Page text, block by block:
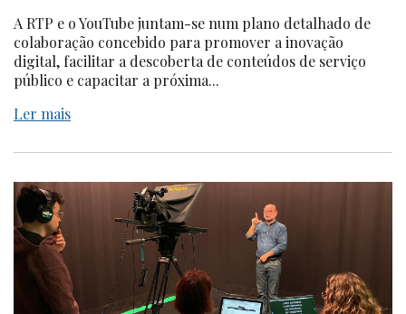
A RTP e o YouTube juntam-se num plano detalhado de
colaboração concebido para promover a inovação
digital, facilitar a descoberta de conteúdos de serviço
público e capacitar a próxima...
Ler mais